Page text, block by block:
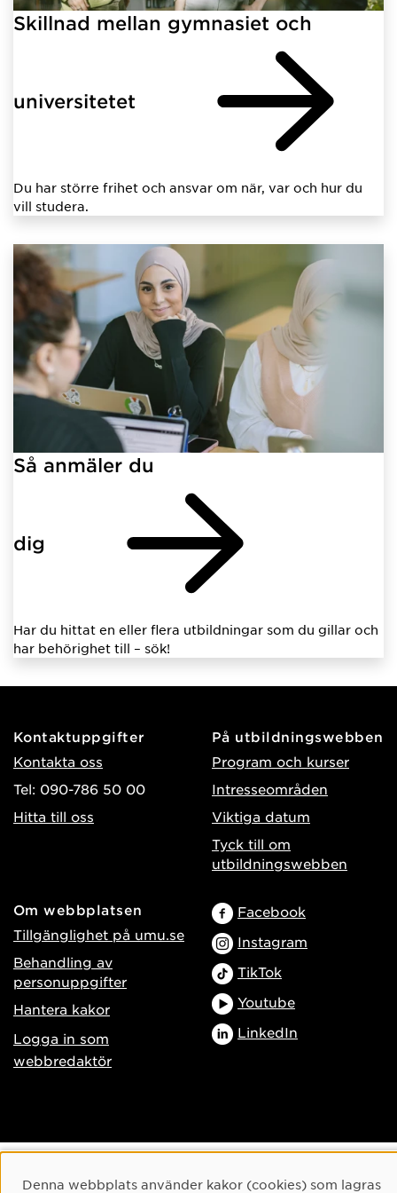
Skillnad mellan gymnasiet och
universitetet
Du har större frihet och ansvar om när, var och hur du
vill studera.
Så anmäler du
dig
Har du hittat en eller flera utbildningar som du gillar och
har behörighet till – sök!
Kontaktuppgifter
Kontakta oss
Tel: 090-786 50 00
Hitta till oss
På utbildningswebben
Program och kurser
Intresseområden
Viktiga datum
Tyck till om
utbildningswebben
Om webbplatsen
Tillgänglighet på umu.se
Behandling av
personuppgifter
Hantera kakor
Logga in som
webbredaktör
Facebook
Instagram
TikTok
Youtube
LinkedIn
Cookie-samtycke
Denna webbplats använder kakor (cookies) som lagras